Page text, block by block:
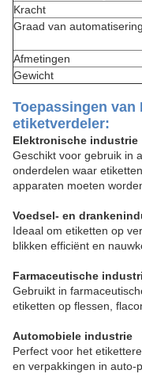
Kracht
Graad van automatisering
Afmetingen
Gewicht
Toepassingen van
etiketverdeler:
Elektronische industrie
Geschikt voor gebruik in
onderdelen waar
apparaten moeten
Voedsel- en
Ideaal om etiketten op
blikken efficiënt en
Farmaceutische
Gebruikt in
etiketten op flessen,
Automobiele industrie
Perfect voor het
en verpakkingen in auto-